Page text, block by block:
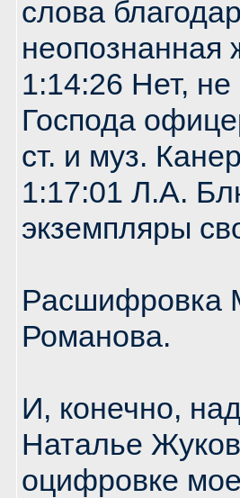
слова
1:14:26 Нет,
Господа
ст. и муз.
1:17:01 Л.А.
экземпляры
Расшифровка
Романова.
И, конечно,
Наталье
оцифровке